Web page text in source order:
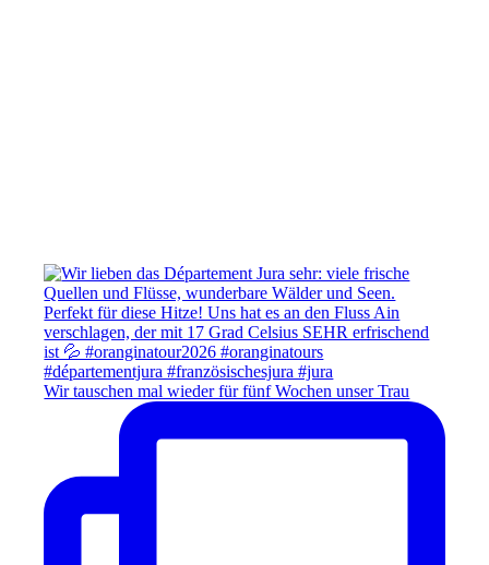
Wir tauschen mal wieder für fünf Wochen unser Trau